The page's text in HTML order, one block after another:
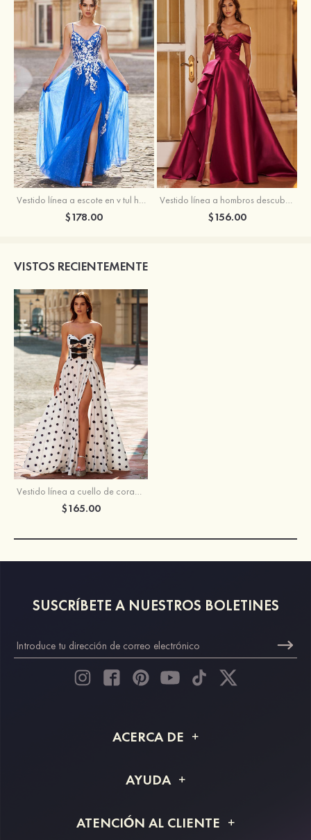
Vestido línea a escote en v tul hasta el suelo vestido de graduación
$178.00
Vestido línea a hombros descubiertos satén barrer tren vestido de graduación
$156.00
VISTOS RECIENTEMENTE
$165.00
SUSCRÍBETE A NUESTROS BOLETINES
ACERCA DE
Información de envío
AYUDA
Devoluciones y reembolsos
ATENCIÓN AL CLIENTE